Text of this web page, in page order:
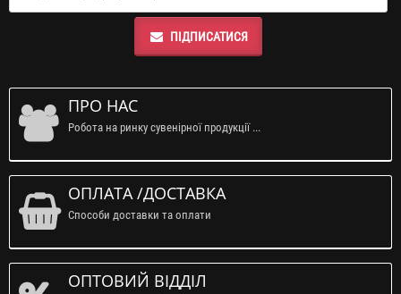
ПІДПИСАТИСЯ
ПРО НАС
Робота на ринку сувенірної продукції ...
ОПЛАТА /ДОСТАВКА
Способи доставки та оплати
ОПТОВИЙ ВІДДІЛ